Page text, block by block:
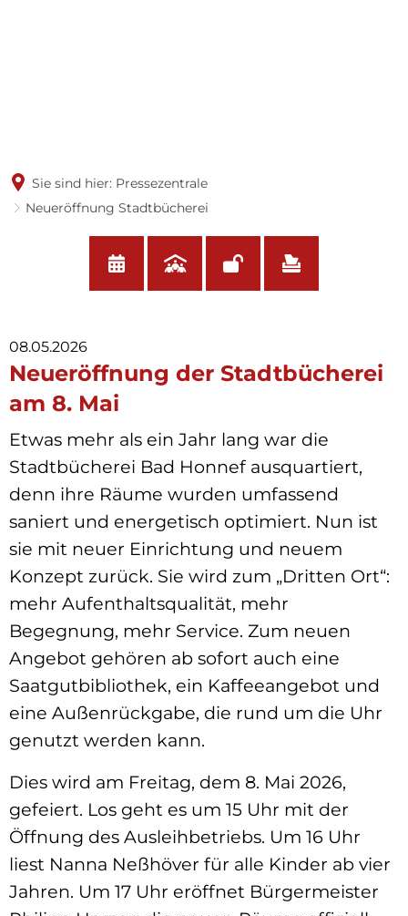
Sie sind hier: Pressezentrale
Neueröffnung Stadtbücherei
08.05.2026
Neueröffnung der Stadtbücherei
am 8. Mai
Etwas mehr als ein Jahr lang war die
Stadtbücherei Bad Honnef ausquartiert,
denn ihre Räume wurden umfassend
saniert und energetisch optimiert. Nun ist
sie mit neuer Einrichtung und neuem
Konzept zurück. Sie wird zum „Dritten Ort“:
mehr Aufenthaltsqualität, mehr
Begegnung, mehr Service. Zum neuen
Angebot gehören ab sofort auch eine
Saatgutbibliothek, ein Kaffeeangebot und
eine Außenrückgabe, die rund um die Uhr
genutzt werden kann.
Dies wird am Freitag, dem 8. Mai 2026,
gefeiert. Los geht es um 15 Uhr mit der
Öffnung des Ausleihbetriebs. Um 16 Uhr
liest Nanna Neßhöver für alle Kinder ab vier
Jahren. Um 17 Uhr eröffnet Bürgermeister